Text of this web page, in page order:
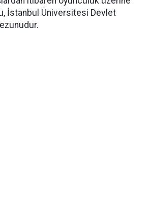
İstanbul Üniversitesi Devlet